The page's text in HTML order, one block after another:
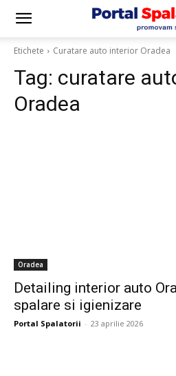
Etichete Curatare auto interior Oradea
Tag: curatare
Oradea
Oradea
Detailing interior auto
spalare si igienizare
Portal Spalatorii - 23 aprilie 2026